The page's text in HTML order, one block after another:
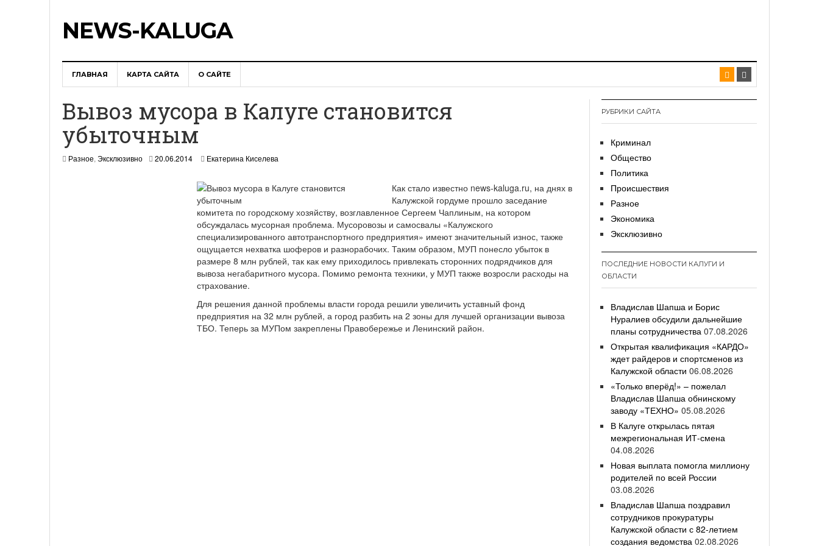
NEWS-KALUGA
ГЛАВНАЯ КАРТА САЙТА О САЙТЕ
Вывоз мусора в Калуге становится
убыточным
Разное, Эксклюзивно 20.06.2014 Екатерина Киселева
Как стало известно news-kaluga.ru, на днях в
Калужской гордуме прошло заседание
комитета по городскому хозяйству, возглавленное Сергеем Чаплиным, на котором
обсуждалась мусорная проблема. Мусоровозы и самосвалы «Калужского
специализированного автотранспортного предприятия» имеют значительный износ, также
ощущается нехватка шоферов и разнорабочих. Таким образом, МУП понесло убыток в
размере 8 млн рублей, так как ему приходилось привлекать сторонних подрядчиков для
вывоза негабаритного мусора. Помимо ремонта техники, у МУП также возросли расходы на
страхование.
Для решения данной проблемы власти города решили увеличить уставный фонд
предприятия на 32 млн рублей, а город разбить на 2 зоны для лучшей организации вывоза
ТБО. Теперь за МУПом закреплены Правобережье и Ленинский район.
РУБРИКИ САЙТА
Криминал
Общество
Политика
Происшествия
Разное
Экономика
Эксклюзивно
ПОСЛЕДНИЕ НОВОСТИ КАЛУГИ И
ОБЛАСТИ
Владислав Шапша и Борис
Нуралиев обсудили дальнейшие
планы сотрудничества 07.08.2026
Открытая квалификация «КАРДО»
ждет райдеров и спортсменов из
Калужской области 06.08.2026
«Только вперёд!» – пожелал
Владислав Шапша обнинскому
заводу «ТЕХНО» 05.08.2026
В Калуге открылась пятая
межрегиональная ИТ-смена
04.08.2026
Новая выплата помогла миллиону
родителей по всей России
03.08.2026
Владислав Шапша поздравил
сотрудников прокуратуры
Калужской области с 82-летием
создания ведомства 02.08.2026